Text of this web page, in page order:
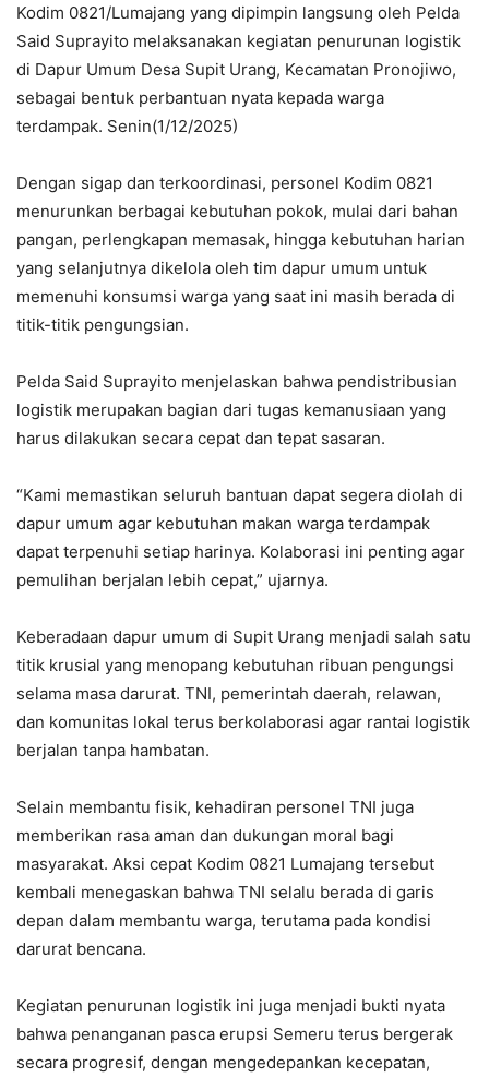
Kodim 0821/Lumajang yang dipimpin langsung oleh Pelda
Said Suprayito melaksanakan kegiatan penurunan logistik
di Dapur Umum Desa Supit Urang, Kecamatan Pronojiwo,
sebagai bentuk perbantuan nyata kepada warga
terdampak. Senin(1/12/2025)
Dengan sigap dan terkoordinasi, personel Kodim 0821
menurunkan berbagai kebutuhan pokok, mulai dari bahan
pangan, perlengkapan memasak, hingga kebutuhan harian
yang selanjutnya dikelola oleh tim dapur umum untuk
memenuhi konsumsi warga yang saat ini masih berada di
titik-titik pengungsian.
Pelda Said Suprayito menjelaskan bahwa pendistribusian
logistik merupakan bagian dari tugas kemanusiaan yang
harus dilakukan secara cepat dan tepat sasaran.
“Kami memastikan seluruh bantuan dapat segera diolah di
dapur umum agar kebutuhan makan warga terdampak
dapat terpenuhi setiap harinya. Kolaborasi ini penting agar
pemulihan berjalan lebih cepat,” ujarnya.
Keberadaan dapur umum di Supit Urang menjadi salah satu
titik krusial yang menopang kebutuhan ribuan pengungsi
selama masa darurat. TNI, pemerintah daerah, relawan,
dan komunitas lokal terus berkolaborasi agar rantai logistik
berjalan tanpa hambatan.
Selain membantu fisik, kehadiran personel TNI juga
memberikan rasa aman dan dukungan moral bagi
masyarakat. Aksi cepat Kodim 0821 Lumajang tersebut
kembali menegaskan bahwa TNI selalu berada di garis
depan dalam membantu warga, terutama pada kondisi
darurat bencana.
Kegiatan penurunan logistik ini juga menjadi bukti nyata
bahwa penanganan pasca erupsi Semeru terus bergerak
secara progresif, dengan mengedepankan kecepatan,